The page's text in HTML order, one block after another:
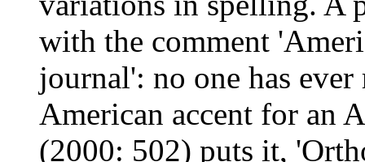
with the comment
journal': no one has ever
American accent for an
(2000: 502) puts it,